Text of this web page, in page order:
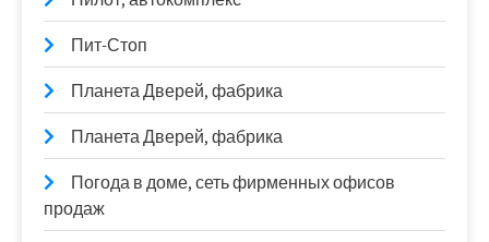
Пит-Стоп
Планета Дверей, фабрика
Планета Дверей, фабрика
Погода в доме, сеть фирменных офисов
продаж